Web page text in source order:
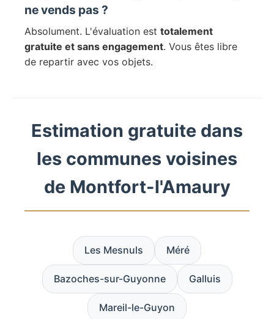
ne vends pas ?
Absolument. L'évaluation est totalement
gratuite et sans engagement. Vous êtes libre
de repartir avec vos objets.
Estimation gratuite dans
les communes voisines
de Montfort-l'Amaury
Les Mesnuls Méré
Bazoches-sur-Guyonne Galluis
Mareil-le-Guyon